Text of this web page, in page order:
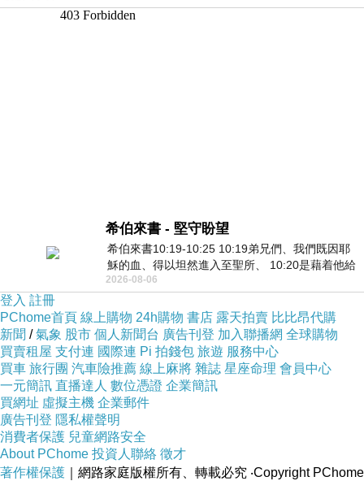
希伯來書 - 堅守盼望
希伯來書10:19-10:25 10:19弟兄們、我們既因耶
穌的血、得以坦然進入至聖所、 10:20是藉着他給
我們開了一條又新又活的路從幔子經過
2026-08-06
登入 註冊
PChome首頁 線上購物 24h購物 書店 露天拍賣 比比昂代購
新聞 / 氣象 股市 個人新聞台 廣告刊登 加入聯播網 全球購物
買賣租屋 支付連 國際連 Pi 拍錢包 旅遊 服務中心
買車 旅行團 汽車險推薦 線上麻將 雜誌 星座命理 會員中心
一元簡訊 直播達人 數位憑證 企業簡訊
買網址 虛擬主機 企業郵件
廣告刊登 隱私權聲明
消費者保護 兒童網路安全
About PChome 投資人聯絡 徵才
著作權保護 ｜網路家庭版權所有、轉載必究 ‧Copyright PChome